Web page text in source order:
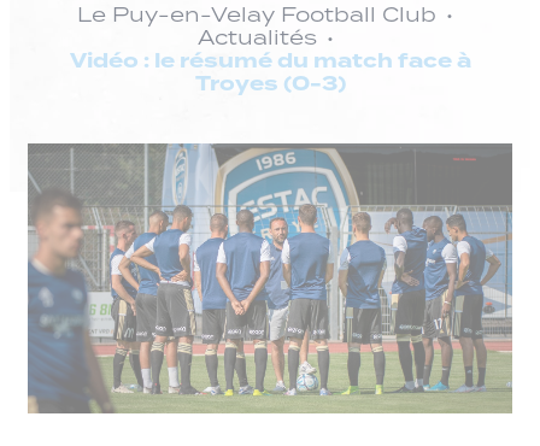
Le Puy-en-Velay Football Club
Actualités
Vidéo : le résumé du match face à
Troyes (0-3)